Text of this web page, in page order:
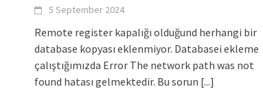
5 September 2024
Remote register kapalığı olduğund herhangi bir
database kopyası eklenmiyor. Databasei ekleme
çalıştığımızda Error The network path was not
found hatası gelmektedir. Bu sorun [...]